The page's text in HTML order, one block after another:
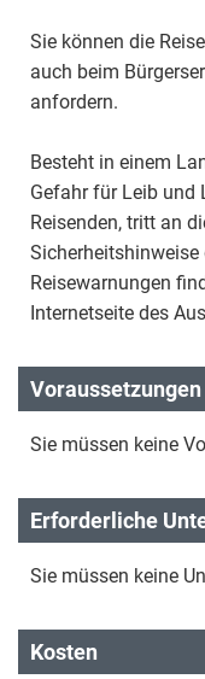
Sie können die
auch beim
anfordern.
Besteht in einem
Gefahr für Leib und
Reisenden, tritt an
Sicherheitshinweise
Reisewarnungen
Internetseite des
Voraussetzungen
Sie müssen keine
Erforderliche
Sie müssen keine
Kosten